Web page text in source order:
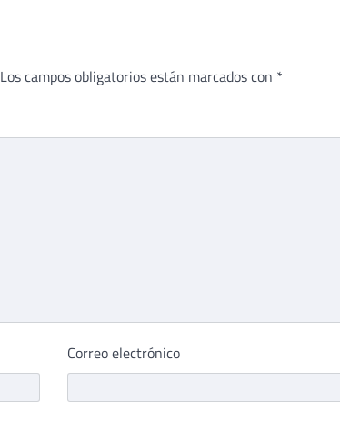
Los campos obligatorios están marcados con *
Correo electrónico